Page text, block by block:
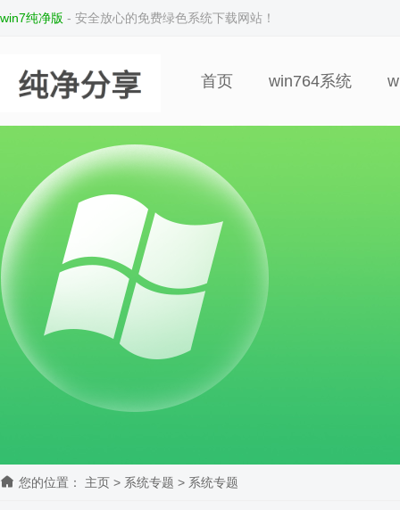
win7纯净版 - 安全放心的免费绿色系统下载网站！
首页 win764系统
您的位置： 主页 > 系统专题 > 系统专题